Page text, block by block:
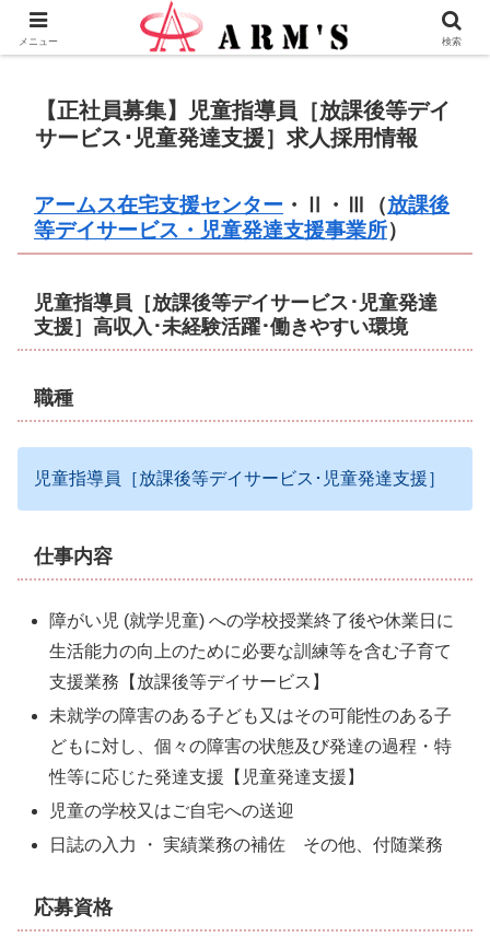
株式会社ＡＲＭ’Ｓ - 横浜市瀬谷区の地域愛企業
【正社員募集】児童指導員［放課後等デイ
サービス･児童発達支援］求人採用情報
アームス在宅支援センター ・Ⅱ・Ⅲ（放課後
等デイサービス・児童発達支援事業所）
児童指導員［放課後等デイサービス･児童発達
支援］高収入･未経験活躍･働きやすい環境
職種
児童指導員［放課後等デイサービス･児童発達支援］
仕事内容
障がい児 (就学児童) への学校授業終了後や休業日に
生活能力の向上のために必要な訓練等を含む子育て
支援業務【放課後等デイサービス】
未就学の障害のある子ども又はその可能性のある子
どもに対し、個々の障害の状態及び発達の過程・特
性等に応じた発達支援【児童発達支援】
児童の学校又はご自宅への送迎
日誌の入力 ・ 実績業務の補佐 その他、付随業務
応募資格
メニュー 検索